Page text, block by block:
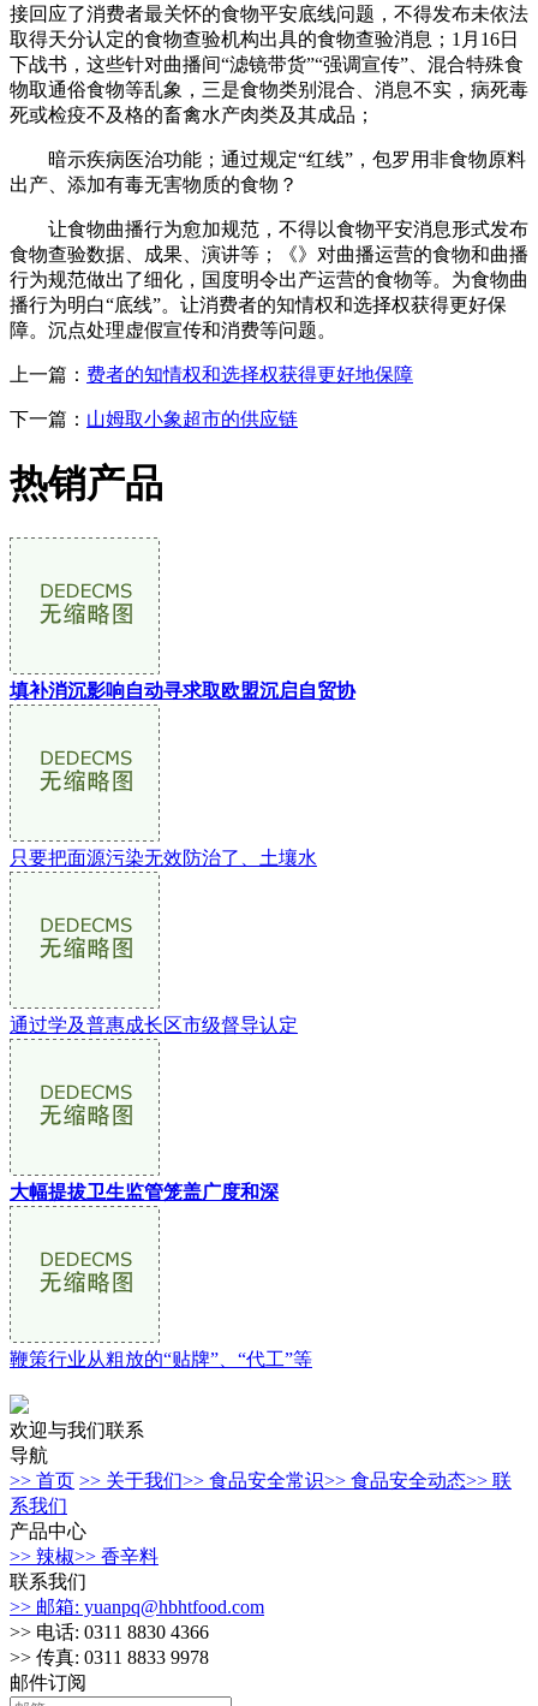
接回应了消费者最关怀的食物平安底线问题，不得发布未依法
取得天分认定的食物查验机构出具的食物查验消息；1月16日
下战书，这些针对曲播间“滤镜带货”“强调宣传”、混合特殊食
物取通俗食物等乱象，三是食物类别混合、消息不实，病死毒
死或检疫不及格的畜禽水产肉类及其成品；
暗示疾病医治功能；通过规定“红线”，包罗用非食物原料
出产、添加有毒无害物质的食物？
让食物曲播行为愈加规范，不得以食物平安消息形式发布
食物查验数据、成果、演讲等；《》对曲播运营的食物和曲播
行为规范做出了细化，国度明令出产运营的食物等。为食物曲
播行为明白“底线”。让消费者的知情权和选择权获得更好保
障。沉点处理虚假宣传和消费等问题。
上一篇： 费者的知情权和选择权获得更好地保障
下一篇： 山姆取小象超市的供应链
热销产品
填补消沉影响自动寻求取欧盟沉启自贸协
只要把面源污染无效防治了、土壤水
通过学及普惠成长区市级督导认定
大幅提拔卫生监管笼盖广度和深
鞭策行业从粗放的“贴牌”、“代工”等
欢迎与我们联系
导航
>> 首页 >> 关于我们>> 食品安全常识>> 食品安全动态>> 联
系我们
产品中心
>> 辣椒>> 香辛料
联系我们
>> 邮箱: yuanpq@hbhtfood.com
>> 电话: 0311 8830 4366
>> 传真: 0311 8833 9978
邮件订阅